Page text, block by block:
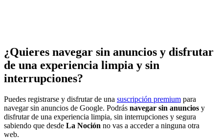
¿Quieres navegar sin anuncios y disfrutar
de una experiencia limpia y sin
interrupciones?
Puedes registrarse y disfrutar de una suscripción premium para
navegar sin anuncios de Google. Podrás navegar sin anuncios y
disfrutar de una experiencia limpia, sin interrupciones y segura
sabiendo que desde La Noción no vas a acceder a ninguna otra
web.